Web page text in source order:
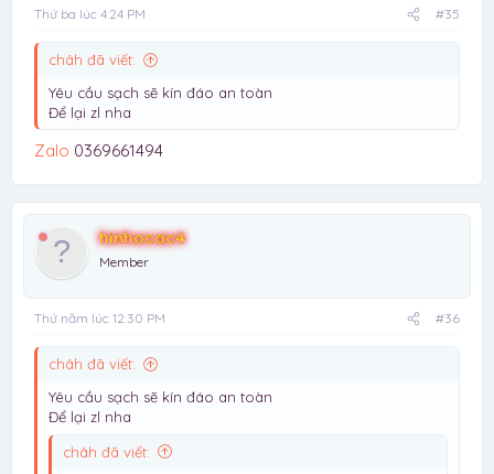
Thứ ba lúc 4:24 PM #35
châh đã viết:
Yêu cầu sạch sẽ kín đáo an toàn
Để lại zl nha
Zalo 0369661494
hinhocac4
Member
Thứ năm lúc 12:30 PM #36
châh đã viết:
Yêu cầu sạch sẽ kín đáo an toàn
Để lại zl nha
châh đã viết: